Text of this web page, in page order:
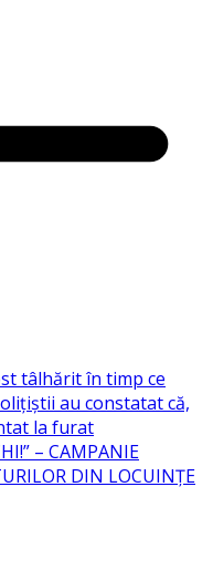
tâlhărit în timp ce
au constatat că,
la furat
– CAMPANIE
DIN LOCUINŢE